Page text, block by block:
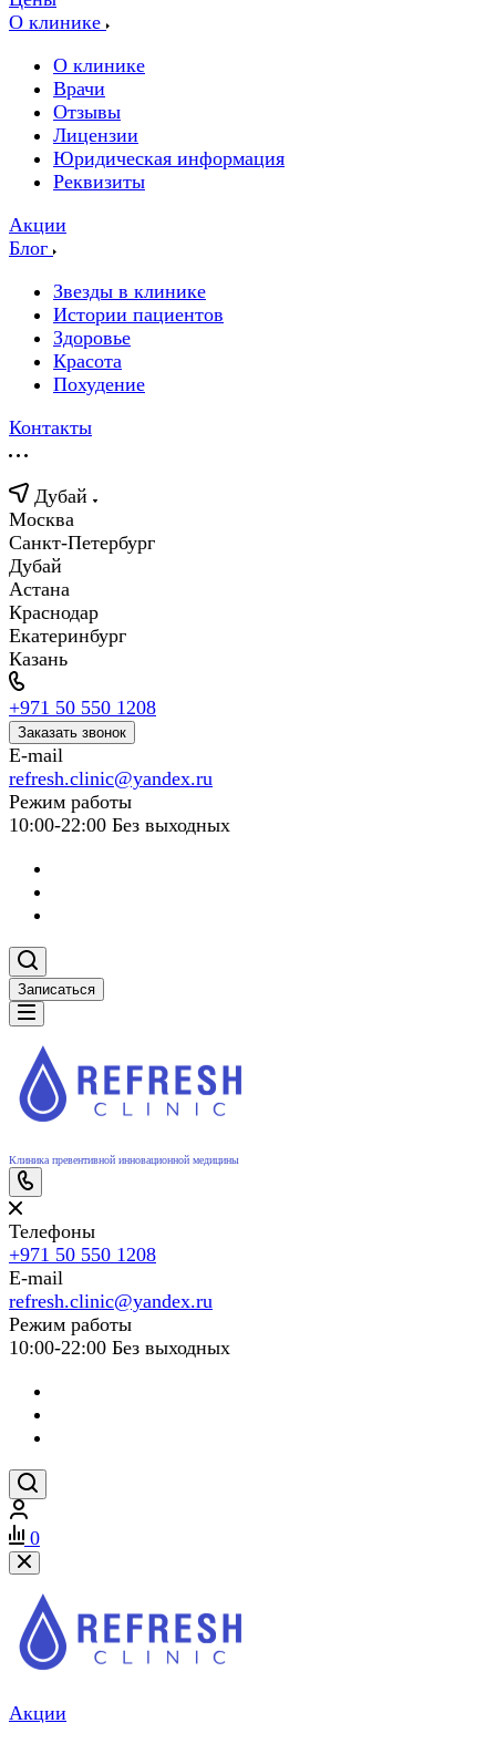
О клинике
О клинике
Врачи
Отзывы
Лицензии
Юридическая информация
Реквизиты
Акции
Блог
Звезды в клинике
Истории пациентов
Здоровье
Красота
Похудение
Контакты
Дубай
Москва
Санкт-Петербург
Дубай
Астана
Краснодар
Екатеринбург
Казань
+971 50 550 1208
Заказать звонок
E-mail
refresh.clinic@yandex.ru
Режим работы
10:00-22:00 Без выходных
Записаться
Клиника превентивной инновационной медицины
Телефоны
+971 50 550 1208
E-mail
refresh.clinic@yandex.ru
Режим работы
10:00-22:00 Без выходных
0
Акции